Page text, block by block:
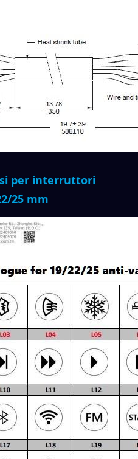
per interruttori
25 mm